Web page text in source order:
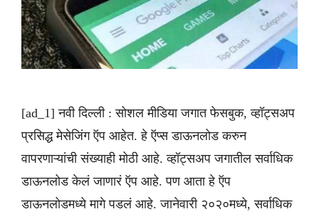
[ad_1] नवी दिल्ली : सोशल मीडिया जगात फेसबुक, व्हॉट्सअप
प्रसिद्ध मेसेजिंग ऍप आहेत. हे ऍप्स डाऊनलोड करुन
वापरणाऱ्यांची संख्याही मोठी आहे. व्हॉट्सअप जगातील सर्वाधिक
डाऊनलोड केलं जाणारं ऍप आहे. पण आता हे ऍप
डाऊनलोडमध्ये मागे पडलं आहे. जानेवारी २०२०मध्ये, सर्वाधिक